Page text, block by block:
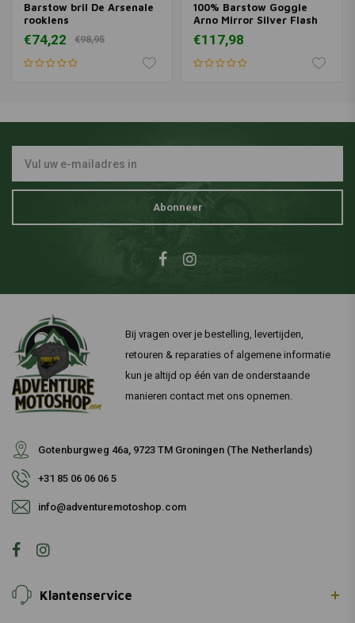
Barstow bril De Arsenale
rooklens
€74,22 €98,95
100% Barstow Goggle
Arno Mirror Silver Flash
Lens
€117,98
Abonneer
Bij vragen over je bestelling, levertijden,
retouren & reparaties of algemene informatie
kun je altijd op één van de onderstaande
manieren contact met ons opnemen.
Gotenburgweg 46a, 9723 TM Groningen (The Netherlands)
+31 85 06 06 06 5
info@adventuremotoshop.com
Klantenservice